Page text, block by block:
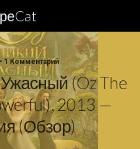
1 Комментарий
(Oz The
2013 —
(обзор)